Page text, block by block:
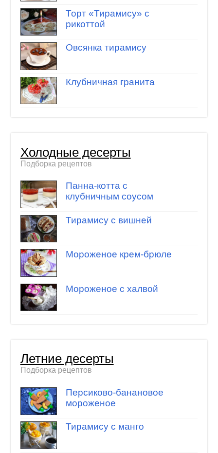
Торт «Тирамису» с
рикоттой
Овсянка тирамису
Клубничная гранита
Холодные десерты
Подборка рецептов
Панна-котта с
клубничным соусом
Тирамису с вишней
Мороженое крем-брюле
Мороженое с халвой
Летние десерты
Подборка рецептов
Персиково-банановое
мороженое
Тирамису с манго